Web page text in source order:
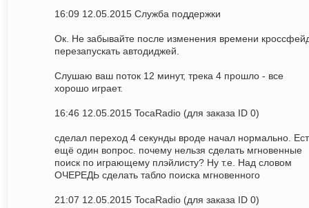
16:09 12.05.2015 Служба поддержки
Ок. Не забывайте после изменения времени
перезапускать автодиджей.
Слушаю ваш поток 12 минут, трека 4 прошло - все
хорошо играет.
16:46 12.05.2015 TocaRadio (для заказа ID 0)
сделал переход 4 секунды вроде начал нормально.
ещё один вопрос. почему нельзя сделать мгновенные
поиск по играющему плэйлисту? Ну т.е. Над словом
ОЧЕРЕДЬ сделать табло поиска мгновенного
21:07 12.05.2015 TocaRadio (для заказа ID 0)